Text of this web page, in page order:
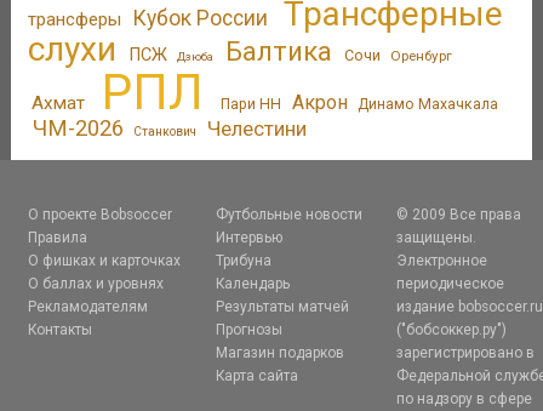
трансферы
Кубок России
Трансферные
слухи
ПСЖ Дзюба Балтика Сочи Оренбург
Ахмат РПЛ Пари НН Акрон Динамо Махачкала
ЧМ-2026 Станкович Челестини
О проекте Bobsoccer
Правила
О фишках и карточках
О баллах и уровнях
Рекламодателям
Контакты
Футбольные новости
Интервью
Трибуна
Календарь
Результаты матчей
Прогнозы
Магазин подарков
Карта сайта
© 2009 Все права
защищены.
Электронное
периодическое
издание bobsoccer.ru
("бобсоккер.ру")
зарегистрировано в
Федеральной
по надзору в сфере